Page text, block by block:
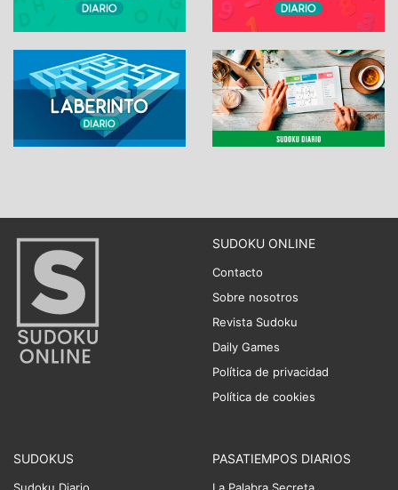
SUDOKU ONLINE
Contacto
Sobre nosotros
Revista Sudoku
Daily Games
Política de privacidad
Política de cookies
SUDOKUS PASATIEMPOS DIARIOS